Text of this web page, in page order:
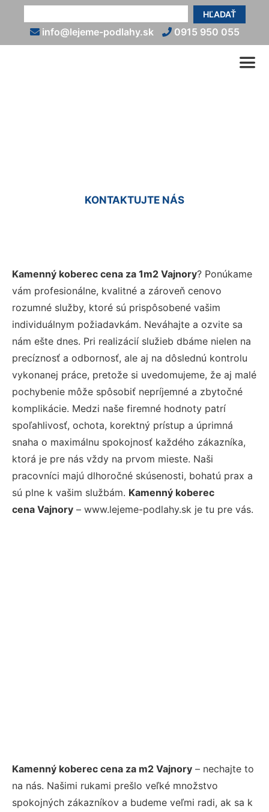
HĽADAŤ
info@lejeme-podlahy.sk 0915 950 055
KONTAKTUJTE NÁS
Kamenný koberec cena za 1m2 Vajnory? Ponúkame
vám profesionálne, kvalitné a zároveň cenovo
rozumné služby, ktoré sú prispôsobené vašim
individuálnym požiadavkám. Neváhajte a ozvite sa
nám ešte dnes. Pri realizácií služieb dbáme nielen na
precíznosť a odbornosť, ale aj na dôslednú kontrolu
vykonanej práce, pretože si uvedomujeme, že aj malé
pochybenie môže spôsobiť nepríjemné a zbytočné
komplikácie. Medzi naše firemné hodnoty patrí
spoľahlivosť, ochota, korektný prístup a úprimná
snaha o maximálnu spokojnosť každého zákazníka,
ktorá je pre nás vždy na prvom mieste. Naši
pracovníci majú dlhoročné skúsenosti, bohatú prax a
sú plne k vašim službám. Kamenný koberec
cena Vajnory – www.lejeme-podlahy.sk je tu pre vás.
Kamenný koberec cena za m2 Vajnory – nechajte to
na nás. Našimi rukami prešlo veľké množstvo
spokojných zákazníkov a budeme veľmi radi, ak sa k